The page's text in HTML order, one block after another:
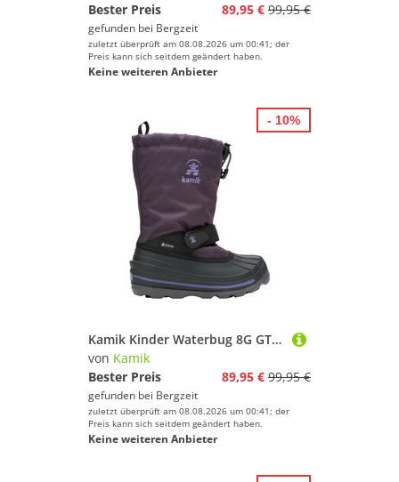
Bester Preis
89,95 € 99,95 €
gefunden bei Bergzeit
zuletzt überprüft am 08.08.2026 um 00:41; der
Preis kann sich seitdem geändert haben.
Keine weiteren Anbieter
Kamik Kinder Waterbug 8G GTX Winterstiefel
von Kamik
Bester Preis
89,95 € 99,95 €
gefunden bei Bergzeit
zuletzt überprüft am 08.08.2026 um 00:41; der
Preis kann sich seitdem geändert haben.
Keine weiteren Anbieter
- 10%